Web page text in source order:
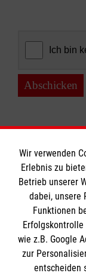
Abschicken
A-Z
Presse
Impressum
Die
Wir verwenden
Erlebnis zu
Betrieb unserer
dabei, unsere
Funktionen
Erfolgskontrolle
wie z.B. Google
zur
entscheiden